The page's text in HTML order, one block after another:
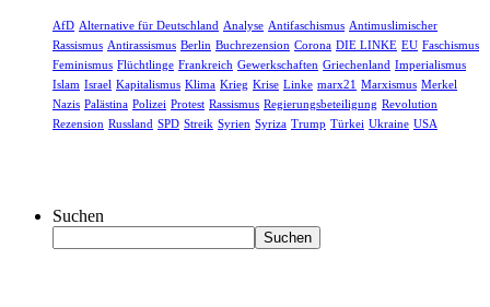
AfD Alternative für Deutschland Analyse Antifaschismus Antimuslimischer
Rassismus Antirassismus Berlin Buchrezension Corona DIE LINKE EU Faschismus
Feminismus Flüchtlinge Frankreich Gewerkschaften Griechenland Imperialismus
Islam Israel Kapitalismus Klima Krieg Krise Linke marx21 Marxismus Merkel
Nazis Palästina Polizei Protest Rassismus Regierungsbeteiligung Revolution
Rezension Russland SPD Streik Syrien Syriza Trump Türkei Ukraine USA
Suchen
Suchen